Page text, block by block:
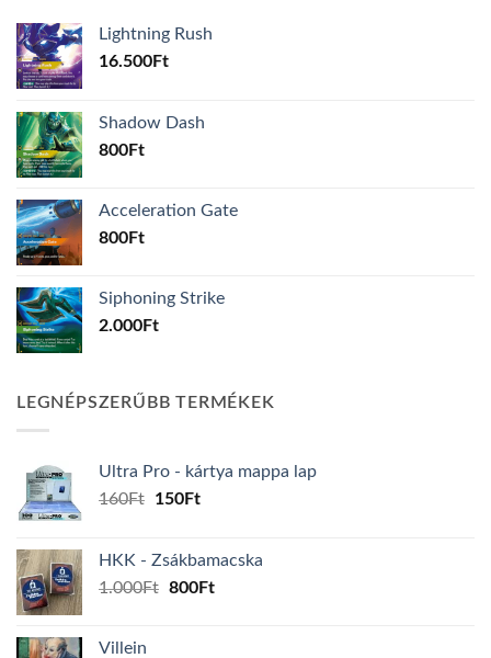
Lightning Rush
16.500Ft
Shadow Dash
800Ft
Acceleration Gate
800Ft
Siphoning Strike
2.000Ft
LEGNÉPSZERŰBB TERMÉKEK
Ultra Pro - kártya mappa lap
160Ft
Original
160Ft.
150FtCurrent
150Ft.
HKK - Zsákbamacska
1.000Ft Original
800FtCurrent
Villein